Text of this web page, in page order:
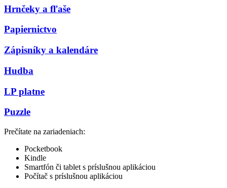
Hrnčeky a fľaše
Papiernictvo
Zápisníky a kalendáre
Hudba
LP platne
Puzzle
Prečítate na zariadeniach:
Pocketbook
Kindle
Smartfón či tablet s príslušnou aplikáciou
Počítač s príslušnou aplikáciou